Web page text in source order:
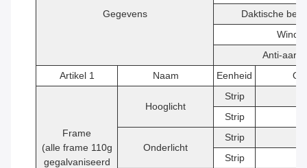
Gegevens
Daktische
Anti-
Artikel 1
Naam Eenheid Qty
Frame
(alle frame 110g
gegalvaniseerd
Hooglicht
Strip
Strip
Onderlicht
Strip
Strip